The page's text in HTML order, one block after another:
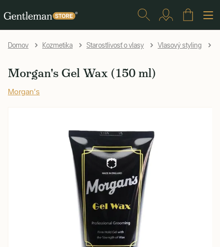
Domov Kozmetika Starostlivosť o vlasy Vlasový styling
Morgan's Gel Wax (150 ml)
Morgan's